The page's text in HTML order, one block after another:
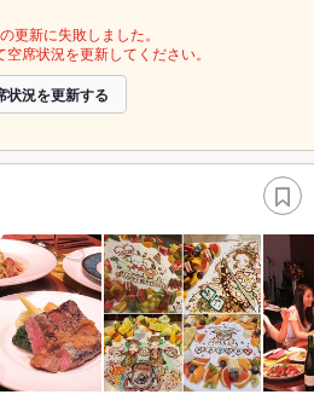
更新に失敗しました。
席状況を更新してください。
状況を更新する